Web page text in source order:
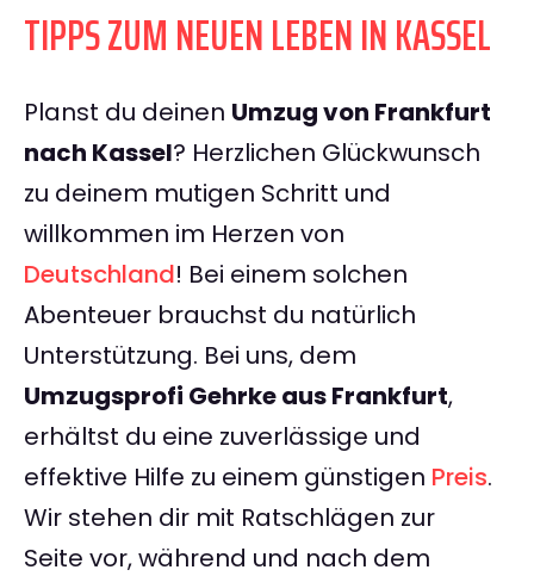
TIPPS ZUM NEUEN LEBEN IN KASSEL
Planst du deinen Umzug von Frankfurt
nach Kassel? Herzlichen Glückwunsch
zu deinem mutigen Schritt und
willkommen im Herzen von
Deutschland! Bei einem solchen
Abenteuer brauchst du natürlich
Unterstützung. Bei uns, dem
Umzugsprofi Gehrke aus Frankfurt,
erhältst du eine zuverlässige und
effektive Hilfe zu einem günstigen Preis.
Wir stehen dir mit Ratschlägen zur
Seite vor, während und nach dem